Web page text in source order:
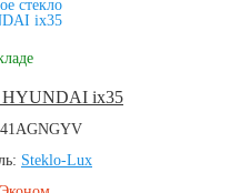
HYUNDAI ix35
Steklo-Lux